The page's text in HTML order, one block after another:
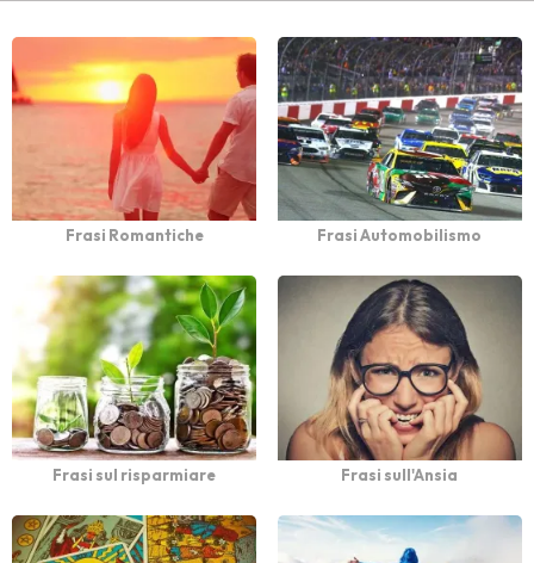
Frasi Romantiche Frasi Automobilismo
Frasi sul risparmiare Frasi sull'Ansia